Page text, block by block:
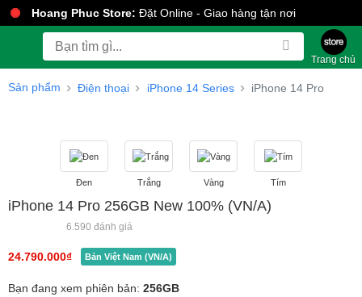
Hoang Phuc Store: Đặt Online - Giao hàng tận nơi
Trang chủ
Sản phẩm Điện thoại iPhone 14 Series iPhone 14 Pro
Đen Trắng Vàng Tím
iPhone 14 Pro 256GB New 100% (VN/A)
6.590 đánh giá
24.790.000₫ Bản Việt Nam (VN/A)
Bạn đang xem phiên bản: 256GB